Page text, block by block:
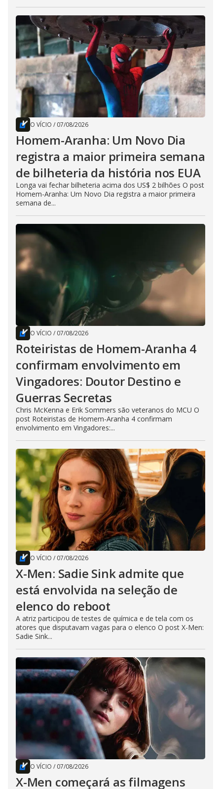
O VÍCIO / 07/08/2026
Homem-Aranha: Um Novo Dia
registra a maior primeira semana
de bilheteria da história nos EUA
Longa vai fechar bilheteria acima dos US$ 2 bilhões O post
Homem-Aranha: Um Novo Dia registra a maior primeira
semana de...
O VÍCIO / 07/08/2026
Roteiristas de Homem-Aranha 4
confirmam envolvimento em
Vingadores: Doutor Destino e
Guerras Secretas
Chris McKenna e Erik Sommers são veteranos do MCU O
post Roteiristas de Homem-Aranha 4 confirmam
envolvimento em Vingadores:...
O VÍCIO / 07/08/2026
X-Men: Sadie Sink admite que
está envolvida na seleção de
elenco do reboot
A atriz participou de testes de química e de tela com os
atores que disputavam vagas para o elenco O post X-Men:
Sadie Sink...
O VÍCIO / 07/08/2026
X-Men começará as filmagens